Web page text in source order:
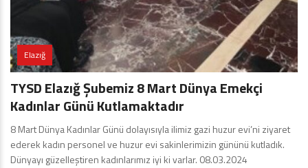
Elazığ
TYSD Elazığ Şubemiz 8 Mart Dünya Emekçi
Kadınlar Günü Kutlamaktadır
8 Mart Dünya Kadınlar Günü dolayısıyla ilimiz gazi huzur evi’ni ziyaret
ederek kadın personel ve huzur evi sakinlerimizin gününü kutladık.
Dünyayı güzelleştiren kadınlarımız iyi ki varlar. 08.03.2024